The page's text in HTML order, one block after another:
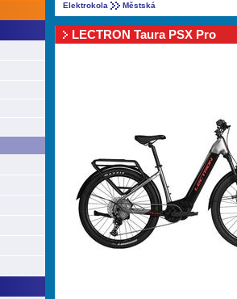
Elektrokola Městská
LECTRON Taura PSX Pro